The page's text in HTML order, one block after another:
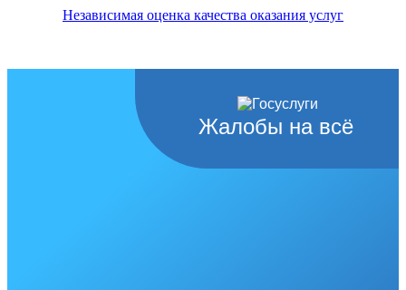
Независимая оценка качества оказания услуг
Жалобы на всё